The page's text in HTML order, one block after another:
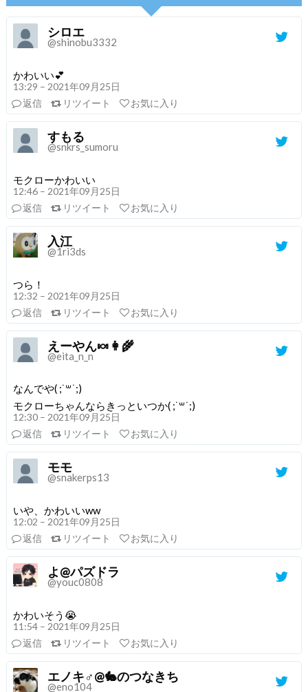
シロエ
@shinobu3332
かわいい💕
13:29 – 2021年09月25日
返信
リツイート お気に入り
すもる
@snkrs_sumoru
モクローかわいい
12:46 – 2021年09月25日
返信
リツイート お気に入り
入江
@1ri3ds
つら！
12:32 – 2021年09月25日
返信
リツイート お気に入り
えーやん🍬👩‍🌾
@eita_n_n
なんでや( ;˙꒳˙;)
モクローちゃんならきっといつか( ;˙꒳˙;)
12:30 – 2021年09月25日
返信
リツイート お気に入り
モモ
@snakerps13
いや、かわいいww
12:02 – 2021年09月25日
返信
リツイート お気に入り
よ@パズドラ
@youc0808
かわいそう😭
11:54 – 2021年09月25日
返信
リツイート お気に入り
エノキ♂@🐇のつなきち
@eno104